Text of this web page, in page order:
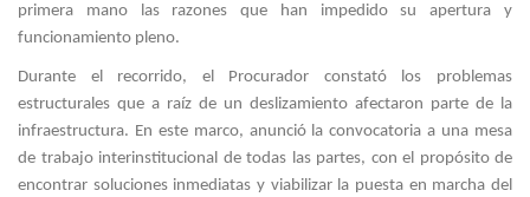
primera mano las razones que han impedido su apertura y
funcionamiento pleno.
Durante el recorrido, el Procurador constató los problemas
estructurales que a raíz de un deslizamiento afectaron parte de la
infraestructura. En este marco, anunció la convocatoria a una mesa
de trabajo interinstitucional de todas las partes, con el propósito de
encontrar soluciones inmediatas y viabilizar la puesta en marcha del